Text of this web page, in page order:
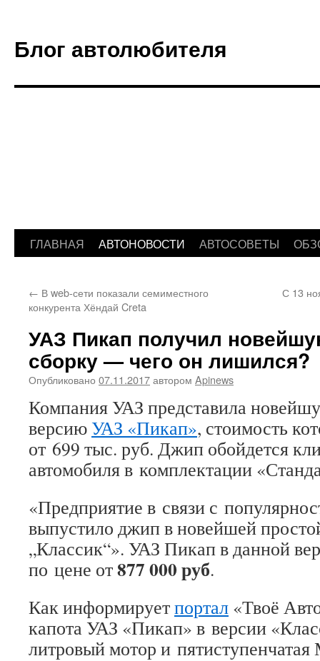
Блог автолюбителя
Перейти
содержимому
ГЛАВНАЯ АВТОНОВОСТИ АВТОСОВЕТЫ
← В web-сети показали семиместного
конкурента Хёндай Creta
С 13
УАЗ Пикап получил
сборку — чего он лишился?
Опубликовано 07.11.2017автором Apinews
Компания УАЗ представила
версиюУАЗ «Пикап», стоимость
от 699 тыс. руб. Джип обойдется
автомобиля в комплектации
«Предприятие в связи с
выпустило джип в новейшей
„Классик“». УАЗ Пикап в данной
по цене от877 000 руб.
Как информируетпортал «Твоё
капота УАЗ «Пикап» в версии
литровый мотор и